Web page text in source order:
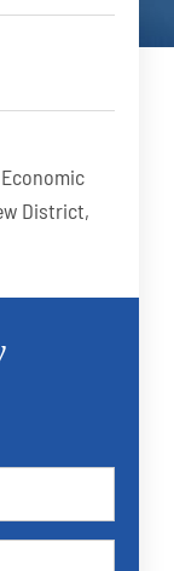
District,